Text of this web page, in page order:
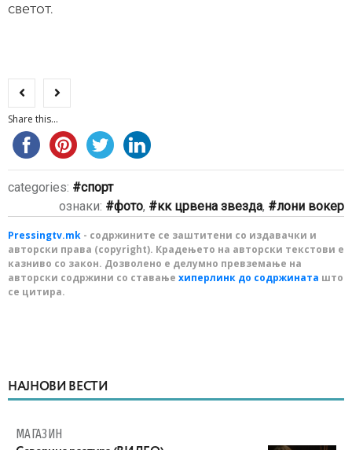
светот.
Share this...
categories:
спорт
ознаки:
фото, кк црвена звезда, лони вокер
Pressingtv.mk - содржините се заштитени со издавачки и
авторски права (copyright). Крадењето на авторски текстови е
казниво со закон. Дозволено е делумно превземање на
авторски содржини со ставање хиперлинк до содржината што
се цитира.
НАЈНОВИ ВЕСТИ
МАГАЗИН